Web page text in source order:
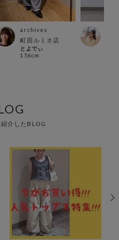
archives
町田ルミネ店
とよでぃ
156cm
介したBLOG